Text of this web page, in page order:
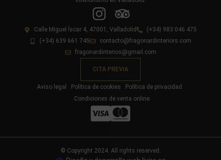
Calle Miguel Íscar 4, 47001, Valladolid
(+34) 983 046 475
(+34) 639 661 745
contacto@fragonardinteriors.com
fragonardinterios@gmail.com
CITA PREVIA
Aviso legal Política de cookies
Política de privacidad
Condiciones de venta online
© Copyright 2024. All rights reserved.